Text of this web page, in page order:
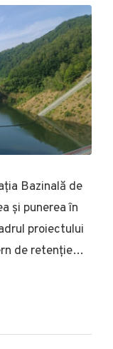
Bazinală de
și punerea în
proiectului
de retenție…